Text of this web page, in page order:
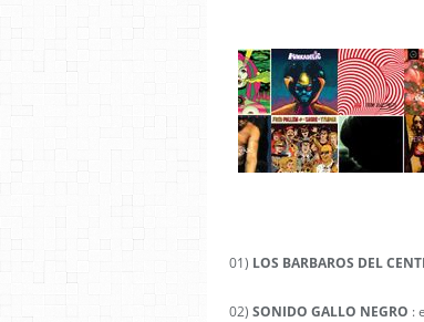
01) LOS BARBAROS DEL
02) SONIDO GALLO NEGRO :